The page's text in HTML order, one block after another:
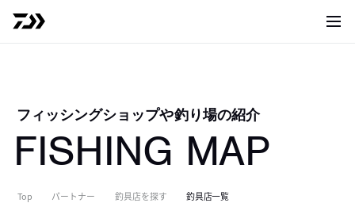
サイ
フィッシングショップや釣り場の紹介
FISHING MAP
Top パートナー 釣具店を探す 釣具店一覧